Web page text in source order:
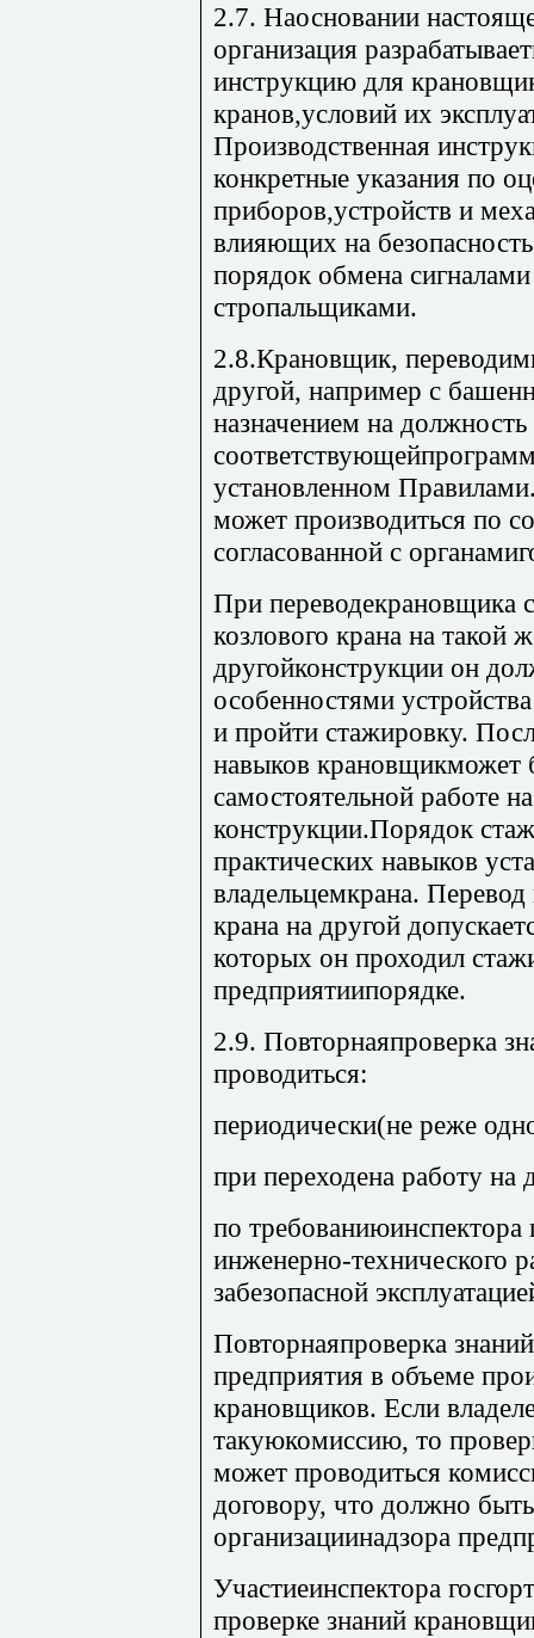
2.7. Наосновании
организация
инструкцию для
кранов,условий их
Производственная
конкретные указания по
приборов,устройств и
влияющих на
порядок обмена
стропальщиками.
2.8.Крановщик,
другой, например с
назначением на
установленном
может производиться по
согласованной с
При переводекрановщика
козлового крана на такой
другойконструкции он
особенностями
и пройти стажировку.
навыков крановщикможет
самостоятельной работе
конструкции.Порядок
практических навыков
владельцемкрана.
крана на другой
которых он проходил
предприятиипорядке.
2.9. Повторнаяпроверка
проводиться:
периодически(не реже
при переходена работу на
по требованиюинспектора
инженерно-технического
забезопасной
Повторнаяпроверка
предприятия в объеме
крановщиков. Если
такуюкомиссию, то
может проводиться
договору, что должно
организациинадзора
Участиеинспектора
проверке знаний